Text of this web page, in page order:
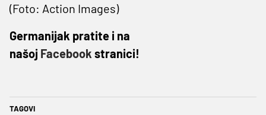
(Foto: Action Images)
Germanijak pratite i na
našoj Facebook stranici!
TAGOVI